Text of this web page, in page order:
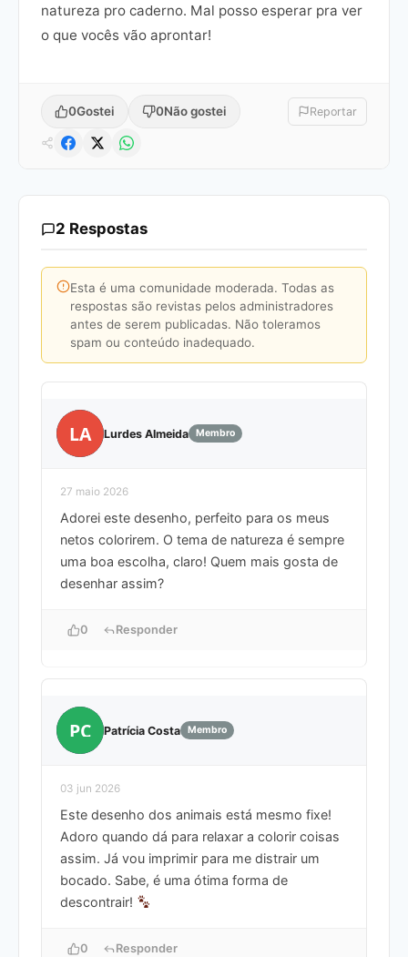
natureza pro caderno. Mal posso esperar pra ver
o que vocês vão aprontar!
0Gostei 0Não gostei Reportar
2 Respostas
Esta é uma comunidade moderada. Todas as
respostas são revistas pelos administradores
antes de serem publicadas. Não toleramos
spam ou conteúdo inadequado.
LA Lurdes Almeida Membro
27 maio 2026
Adorei este desenho, perfeito para os meus
netos colorirem. O tema de natureza é sempre
uma boa escolha, claro! Quem mais gosta de
desenhar assim?
0 Responder
PC Patrícia Costa Membro
03 jun 2026
Este desenho dos animais está mesmo fixe!
Adoro quando dá para relaxar a colorir coisas
assim. Já vou imprimir para me distrair um
bocado. Sabe, é uma ótima forma de
descontrair!
0 Responder